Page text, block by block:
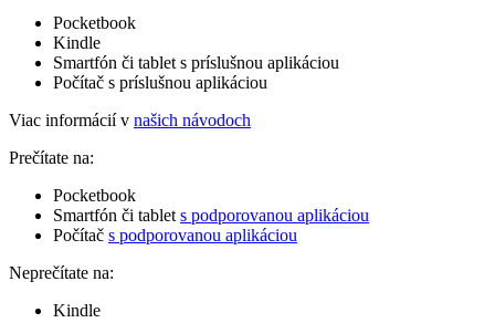
Pocketbook
Kindle
Smartfón či tablet s príslušnou aplikáciou
Počítač s príslušnou aplikáciou
Viac informácií v našich návodoch
Prečítate na:
Pocketbook
Smartfón či tablet s podporovanou aplikáciou
Počítač s podporovanou aplikáciou
Neprečítate na:
Kindle